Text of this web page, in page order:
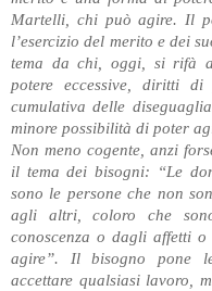
Martelli, chi può agire. Il
l’esercizio del merito e dei
tema da chi, oggi, si rifà
potere eccessive, diritti di
cumulativa delle
minore possibilità di poter
Non meno cogente, anzi
il tema dei bisogni: “Le
sono le persone che non
agli altri, coloro che
conoscenza o dagli affetti
agire”. Il bisogno pone
accettare qualsiasi lavoro,